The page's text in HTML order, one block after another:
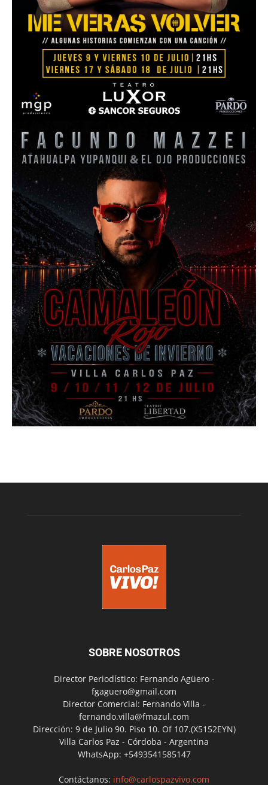
SOBRE NOSOTROS
Director Periodístico: Fernando Agüero -
fgaguero@gmail.com
Director Comercial: Fernando Villa -
fernando.villa@fmazul.com
Dirección: 9 de Julio 90. Piso 10. Of 107.(X5152EYN)
Villa Carlos Paz - Córdoba - Argentina
WhatsApp: +5493541585147
Contáctanos: info@carlospazvivo.com